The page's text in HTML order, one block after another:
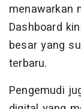
menawarkan
Dashboard
besar yang
terbaru.
Pengemudi